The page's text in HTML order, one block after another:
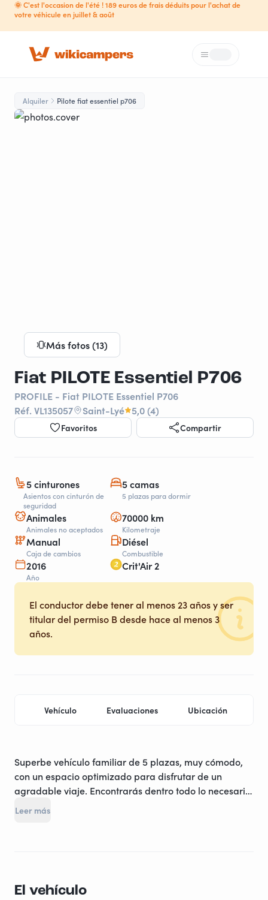
🌞 C'est l'occasion de l'été ! 189 euros de frais déduits pour l'achat de
votre véhicule en juillet & août
Loading...
Alquiler Pilote fiat essentiel p706
Más fotos (13)
Fiat PILOTE Essentiel P706
PROFILE - Fiat PILOTE Essentiel P706
Réf. VL135057
Saint-Lyé 5,0 (4)
Favoritos Compartir
5 cinturones
Asientos con cinturón de
seguridad
5 camas
5 plazas para dormir
Animales
Animales no aceptados
70000 km
Kilometraje
Manual
Caja de cambios
Diésel
Combustible
2016
Año
Crit'Air 2
El conductor debe tener al menos 23 años y ser
titular del permiso B desde hace al menos 3
años.
Vehículo Evaluaciones Ubicación
Superbe vehículo familiar de 5 plazas, muy cómodo,
con un espacio optimizado para disfrutar de un
agradable viaje. Encontrarás dentro todo lo necesario
para un campista perfecto y solo tendrás que
Leer más
El vehículo